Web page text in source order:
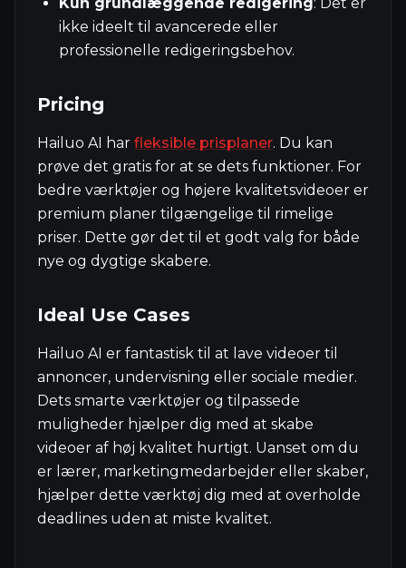
ikke ideelt til avancerede eller
professionelle redigeringsbehov.
Pricing
Hailuo AI har fleksible prisplaner. Du kan
prøve det gratis for at se dets funktioner. For
bedre værktøjer og højere kvalitetsvideoer er
premium planer tilgængelige til rimelige
priser. Dette gør det til et godt valg for både
nye og dygtige skabere.
Ideal Use Cases
Hailuo AI er fantastisk til at lave videoer til
annoncer, undervisning eller sociale medier.
Dets smarte værktøjer og tilpassede
muligheder hjælper dig med at skabe
videoer af høj kvalitet hurtigt. Uanset om du
er lærer, marketingmedarbejder eller skaber,
hjælper dette værktøj dig med at overholde
deadlines uden at miste kvalitet.